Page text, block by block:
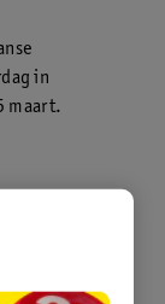
in
maart.
voor
Wil je